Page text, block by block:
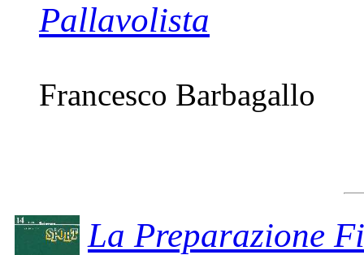
Pallavolista
Francesco Barbagallo
La Preparazione